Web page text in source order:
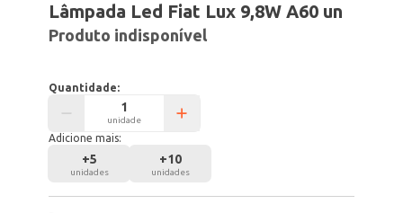
Lâmpada Led Fiat Lux 9,8W A60 un
Produto indisponível
Quantidade:
unidade
Adicione mais:
+5
unidades
+10
unidades